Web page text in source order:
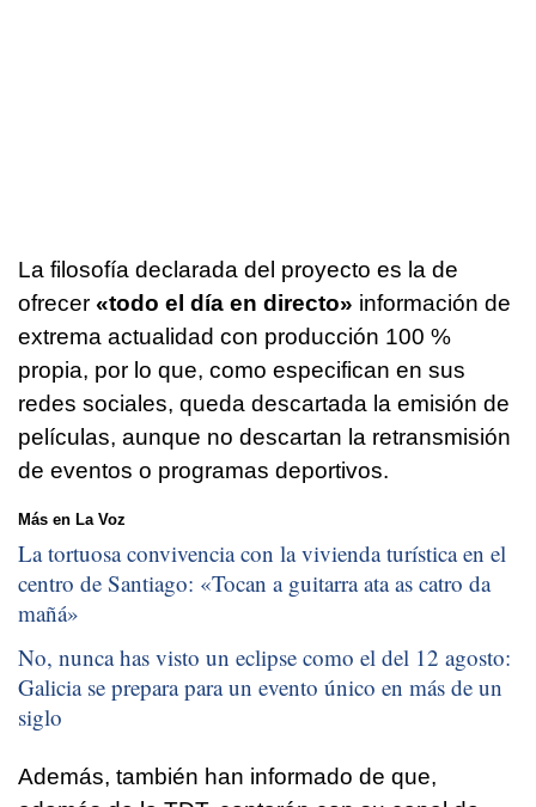
La filosofía declarada del proyecto es la de
ofrecer «todo el día en directo» información de
extrema actualidad con producción 100 %
propia, por lo que, como especifican en sus
redes sociales, queda descartada la emisión de
películas, aunque no descartan la retransmisión
de eventos o programas deportivos.
Más en La Voz
La tortuosa convivencia con la vivienda turística en el
centro de Santiago: «Tocan a guitarra ata as catro da
mañá»
No, nunca has visto un eclipse como el del 12 agosto:
Galicia se prepara para un evento único en más de un
siglo
Además, también han informado de que,